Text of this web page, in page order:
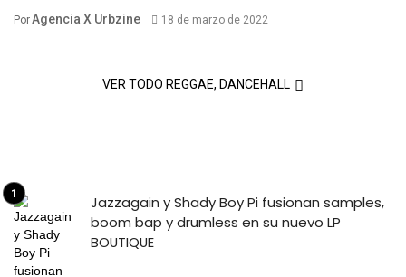
PorAgencia X Urbzine 18 de marzo de 2022
VER TODO REGGAE, DANCEHALL
Jazzagain y Shady Boy Pi fusionan samples,
boom bap y drumless en su nuevo LP
BOUTIQUE